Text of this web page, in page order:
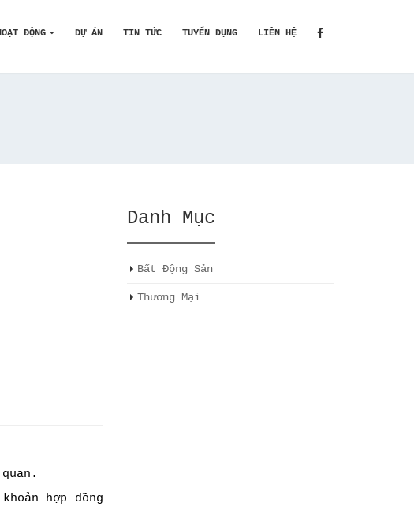
ĐỘNG DỰ ÁN TIN TỨC TUYỂN DỤNG LIÊN HỆ
hợp đồng
Danh Mục
Bất Động Sản
Thương Mại